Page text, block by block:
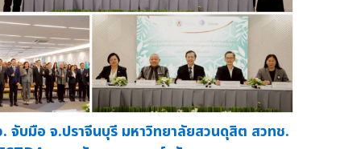
. จับมือ จ.ปราจีนบุรี มหาวิทยาลัยสวนดุสิต สวทช.